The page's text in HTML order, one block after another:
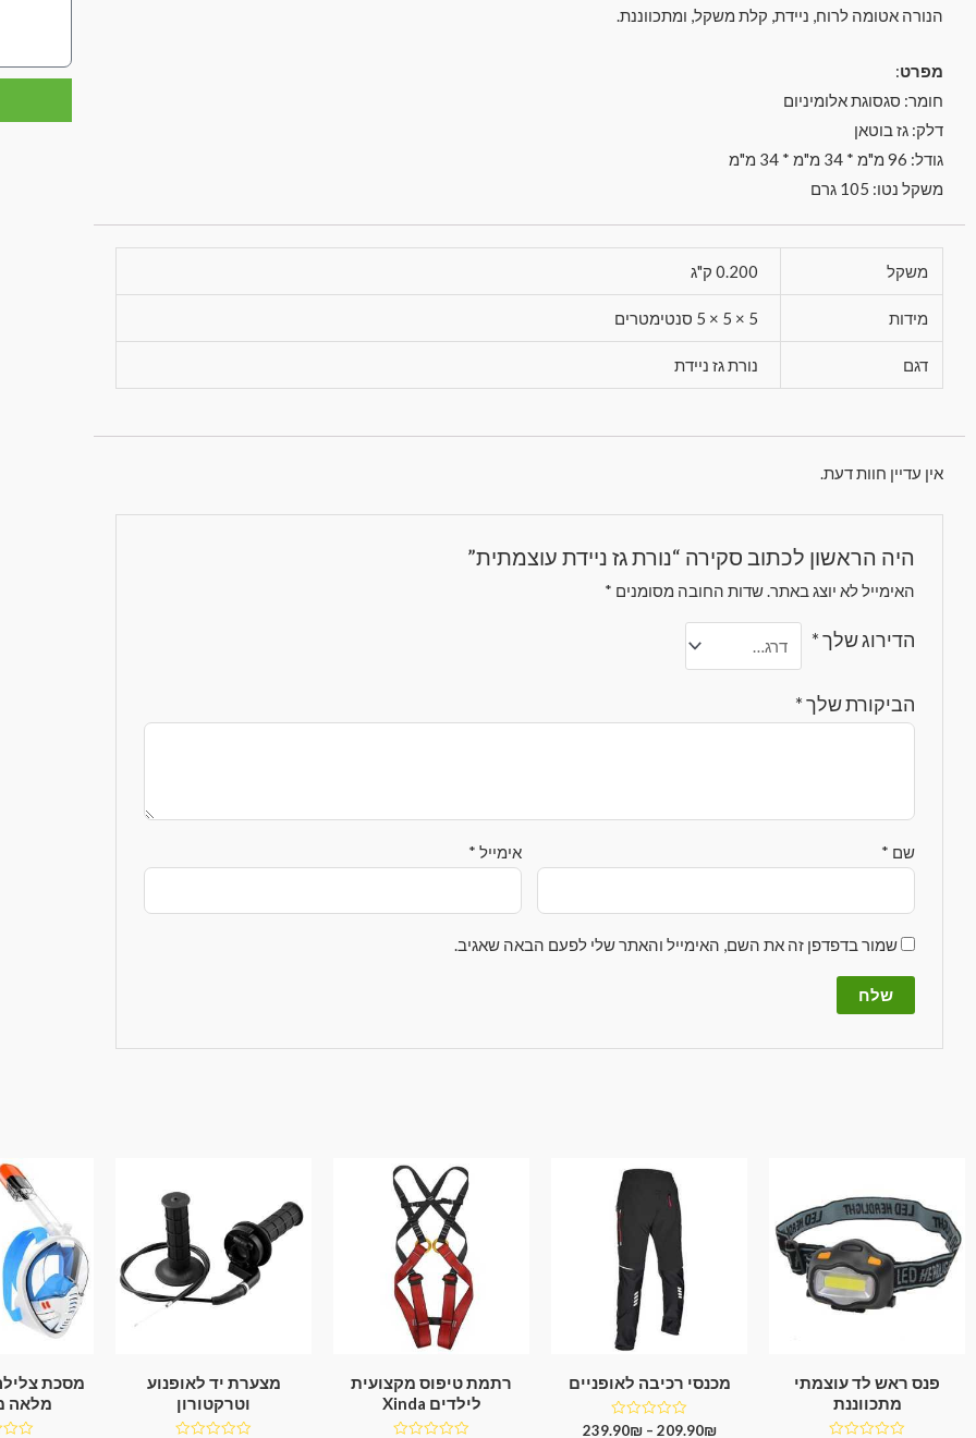
הנורה אטומה לרוח, ניידת, קלת משקל, ומתכווננת.
מפרט:
חומר: סגסוגת אלומיניום
דלק: גז בוטאן
גודל: 96 מ"מ * 34 מ"מ * 34 מ"מ
משקל נטו: 105 גרם
משקל 0.200 ק"ג
מידות 5 × 5 × 5 סנטימטרים
דגם נורת גז ניידת
אין עדיין חוות דעת.
היה הראשון לכתוב סקירה “נורת גז ניידת עוצמתית”
האימייל לא יוצג באתר.שדות החובה מסומנים *
הדירוג שלך*
הביקורת שלך*
שם * אימייל *
שמור בדפדפן זה את השם, האימייל והאתר שלי לפעם הבאה שאגיב.
פנס ראש לד עוצמתי
מתכווננת
מכנסי רכיבה לאופניים
דורג
209.90₪
–
239.90₪
רתמת טיפוס מקצועית
לילדים Xinda
מצערת יד לאופנוע
וטרקטורון
מסכת
מלאה